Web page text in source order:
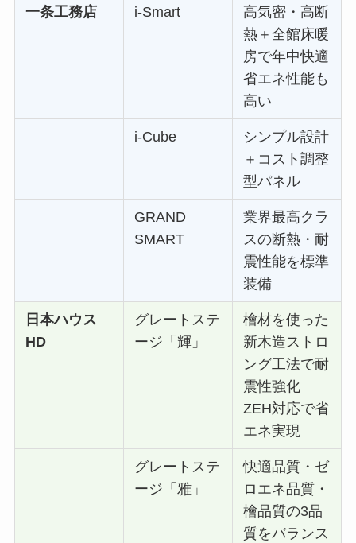
一条工務店 i-Smart
高気密・高断
熱＋全館床暖
房で年中快適
省エネ性能も
高い
i-Cube
シンプル設計
＋コスト調整
型パネル
GRAND
SMART
業界最高クラ
スの断熱・耐
震性能を標準
装備
日本ハウス
HD
グレートステ
ージ「輝」
檜材を使った
新木造ストロ
ング工法で耐
震性強化
ZEH対応で省
エネ実現
グレートステ
ージ「雅」
快適品質・ゼ
ロエネ品質・
檜品質の3品
質をバランス